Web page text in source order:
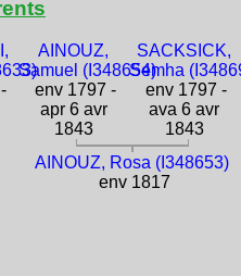
AINOUZ,
Samuel (I348654)
env 1797 -
apr 6 avr
1843
SACKSICK,
Semha
env 1797 -
ava 6 avr
1843
AINOUZ, Rosa (I348653)
env 1817